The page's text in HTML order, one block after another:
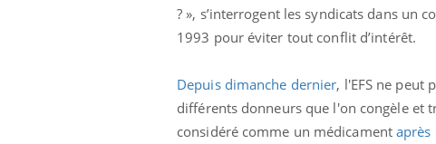
? », s’interrogent les syndicats dans un
1993 pour éviter tout conflit d’intérêt.
Depuis dimanche dernier, l'EFS ne peut
différents donneurs que l'on congèle et
considéré comme un médicamentaprès